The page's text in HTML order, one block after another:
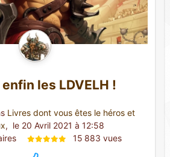
les LDVELH !
Livres dont vous êtes le héros et
, le 20 Avril 2021 à 12:58
15 883 vues